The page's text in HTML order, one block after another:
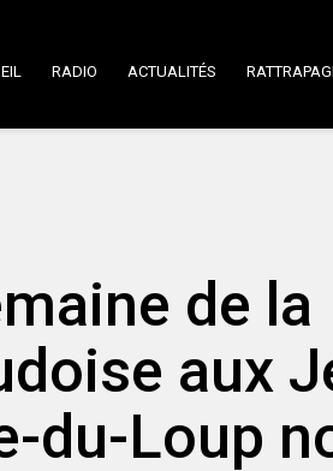
RADIO ACTUALITÉS
de la
aux
du-Loup